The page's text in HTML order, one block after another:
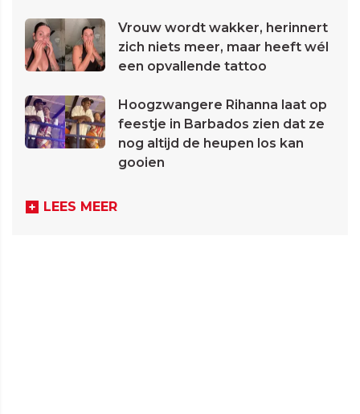
Vrouw wordt wakker, herinnert
zich niets meer, maar heeft wél
een opvallende tattoo
Hoogzwangere Rihanna laat op
feestje in Barbados zien dat ze
nog altijd de heupen los kan
gooien
LEES MEER